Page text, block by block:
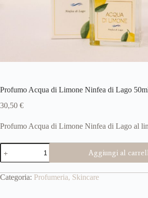
Profumo Acqua di Limone Ninfea di Lago
30,50 €
Profumo Acqua di Limone Ninfea di Lago al
Profumo
Acqua
di
Limone
Ninfea
Aggiungi al
Categoria: Profumeria, Skincare